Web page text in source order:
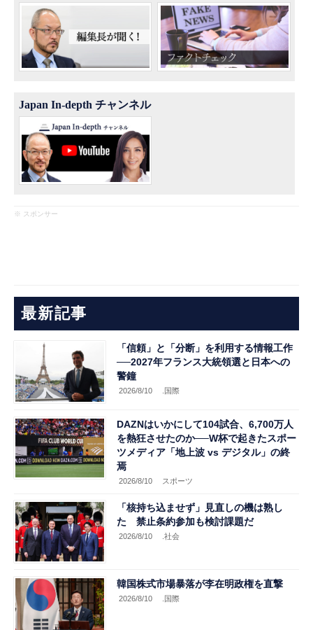
Japan In-depth チャンネル
※ スポンサー
最新記事
「信頼」と「分断」を利用する情報工作
──2027年フランス大統領選と日本への
警鐘
2026/8/10 .国際
DAZNはいかにして104試合、6,700万人
を熱狂させたのか──W杯で起きたスポー
ツメディア「地上波 vs デジタル」の終
焉
2026/8/10 スポーツ
「核持ち込ませず」見直しの機は熟し
た 禁止条約参加も検討課題だ
2026/8/10 .社会
韓国株式市場暴落が李在明政権を直撃
2026/8/10 .国際